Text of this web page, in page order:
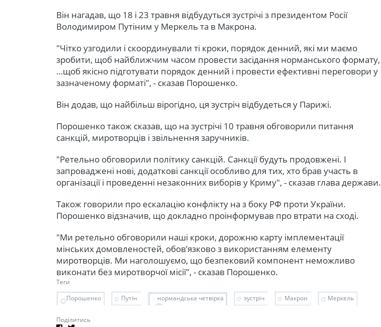
Він нагадав, що 18 і 23 травня відбудуться зустрічі з президентом Росії
Володимиром Путіним у Меркель та в Макрона.
"Чітко узгодили і скоординували ті кроки, порядок денний, які ми маємо
зробити, щоб найближчим часом провести засідання норманського формату,
…щоб якісно підготувати порядок денний і провести ефективні переговори у
зазначеному форматі", - сказав Порошенко.
Він додав, що найбільш вірогідно, ця зустріч відбудеться у Парижі.
Порошенко також сказав, що на зустрічі 10 травня обговорили питання
санкцій, миротворців і звільнення заручників.
"Ретельно обговорили політику санкцій. Санкції будуть продовжені. І
запроваджені нові, додаткові санкції особливо для тих, хто брав участь в
організації і проведенні незаконних виборів у Криму", - сказав глава держави.
Також говорили про ескалацію конфлікту на з боку РФ проти України.
Порошенко відзначив, що докладно проінформував про втрати на сході.
"Ми ретельно обговорили наші кроки, дорожню карту імплементації
мінських домовленостей, обов’язково з використанням елементу
миротворців. Ми наголошуємо, що безпековий компонент неможливо
виконати без миротворчої місії", - сказав Порошенко.
Теги
Порошенко
Путін нормандська четвірка зустріч Макрон Меркель
Поділитись